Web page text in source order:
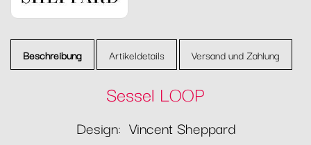
Beschreibung Artikeldetails Versand und Zahlung
Sessel LOOP
Design: Vincent Sheppard